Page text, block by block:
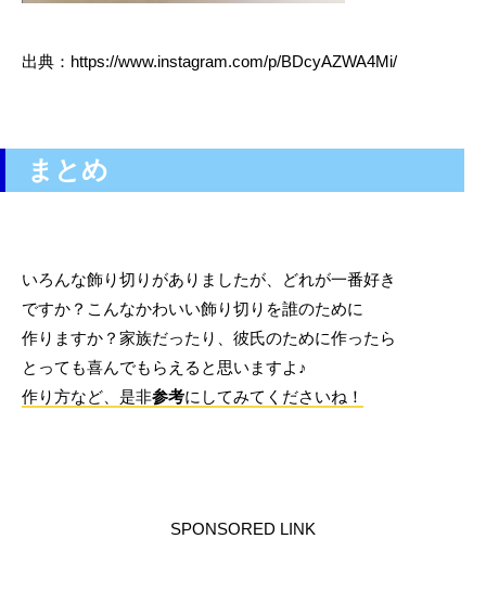
出典：https://www.instagram.com/p/BDcyAZWA4Mi/
まとめ
いろんな飾り切りがありましたが、どれが一番好き
ですか？こんなかわいい飾り切りを誰のために
作りますか？家族だったり、彼氏のために作ったら
とっても喜んでもらえると思いますよ♪
作り方など、是非参考にしてみてくださいね！
SPONSORED LINK